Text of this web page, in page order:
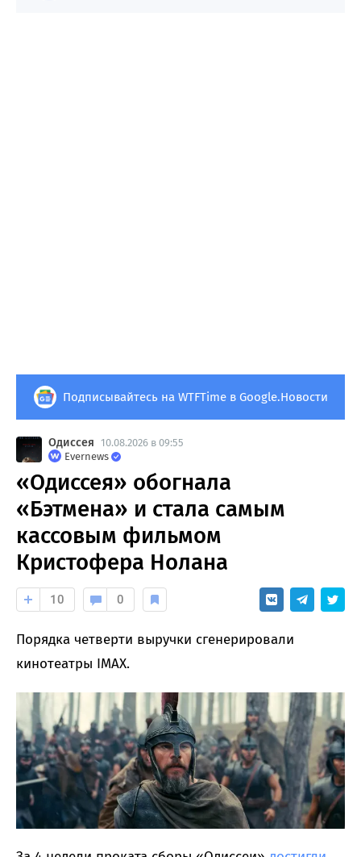
Подписывайтесь на WTFTime в Google.Новости
Одиссея
10.08.2026 в 09:55
Evernews
«Одиссея» обогнала
«Бэтмена» и стала самым
кассовым фильмом
Кристофера Нолана
10 0
Порядка четверти выручки сгенерировали
кинотеатры IMAX.